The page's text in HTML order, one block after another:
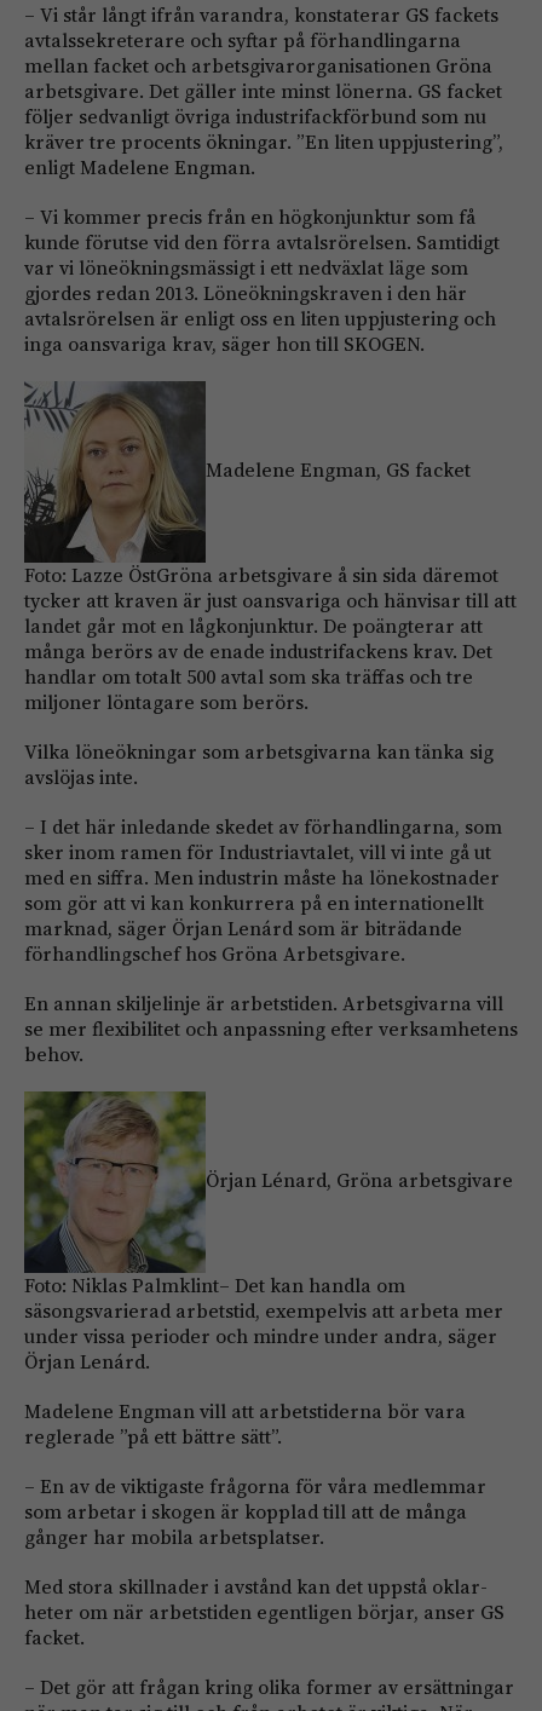
– Vi står långt ifrån varandra, konstaterar GS fackets
avtalssekreterare och syftar på förhandlingarna
mellan facket och arbetsgivarorganisationen Gröna
arbetsgivare. Det gäller inte minst lönerna. GS facket
följer sedvanligt övriga industrifackförbund som nu
kräver tre procents ökningar. ”En liten uppjustering”,
enligt Madelene Engman.
– Vi kommer precis från en högkonjunktur som få
kunde förutse vid den förra avtals­rörelsen. Samtidigt
var vi löneökningsmässigt i ett nedväxlat läge som
gjordes redan 2013. Löneökningskraven i den här
avtalsrörelsen är enligt oss en liten uppjustering och
inga oansvariga krav, säger hon till SKOGEN.
Madelene Engman, GS facket
Foto: Lazze ÖstGröna arbetsgivare å sin sida däremot
tycker att kraven är just oansvariga och hänvisar till att
landet går mot en lågkonjunktur. De poängterar att
många berörs av de enade industrifackens krav. Det
handlar om totalt 500 avtal som ska träffas och tre
miljoner lön­tagare som berörs.
Vilka löneökningar som arbetsgivarna kan tänka sig
avslöjas inte.
– I det här inledande skedet av förhandlingarna, som
sker inom ramen för Industri­avtalet, vill vi inte gå ut
med en siffra. Men industrin måste ha lönekostnader
som gör att vi kan konkurrera på en inter­nationellt
marknad, säger Örjan Lenárd som är biträdande
förhandlingschef hos Gröna Arbetsgivare.
En annan skiljelinje är arbets­tiden. Arbetsgivarna vill
se mer flexibilitet och anpassning efter verksamhetens
behov.
Örjan Lénard, Gröna arbetsgivare
Foto: Niklas Palmklint– Det kan handla om
säsongsvarierad arbetstid, exempelvis att arbeta mer
under vissa perioder och mindre under andra, säger
Örjan Lenárd.
Madelene Engman vill att arbetstiderna bör vara
reglerade ”på ett bättre sätt”.
– En av de viktigaste frågorna för våra medlemmar
som arbetar i skogen är kopplad till att de många
gånger har mobila arbetsplatser.
Med stora skillnader i av­stånd kan det uppstå oklar­
heter om när arbetstiden egentligen börjar, anser GS
facket.
– Det gör att frågan kring ­olika former av ersättningar